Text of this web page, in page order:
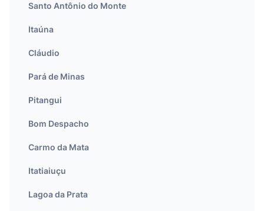
Santo Antônio do Monte
Itaúna
Cláudio
Pará de Minas
Pitangui
Bom Despacho
Carmo da Mata
Itatiaiuçu
Lagoa da Prata